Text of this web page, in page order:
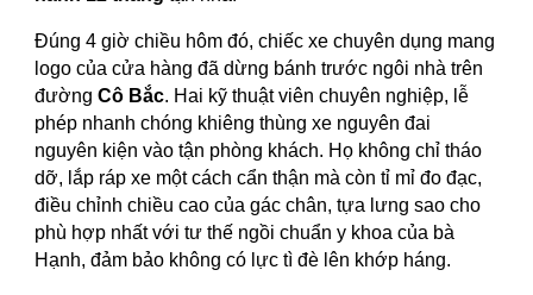
Đúng 4 giờ chiều hôm đó, chiếc xe chuyên dụng mang
logo của cửa hàng đã dừng bánh trước ngôi nhà trên
đườngCô Bắc. Hai kỹ thuật viên chuyên nghiệp, lễ
phép nhanh chóng khiêng thùng xe nguyên đai
nguyên kiện vào tận phòng khách. Họ không chỉ tháo
dỡ, lắp ráp xe một cách cẩn thận mà còn tỉ mỉ đo đạc,
điều chỉnh chiều cao của gác chân, tựa lưng sao cho
phù hợp nhất với tư thế ngồi chuẩn y khoa của bà
Hạnh, đảm bảo không có lực tì đè lên khớp háng.